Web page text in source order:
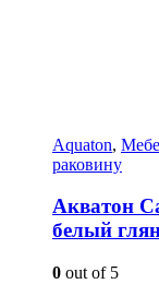
Aquaton,
раковину
Акватон
белый
0 out of 5